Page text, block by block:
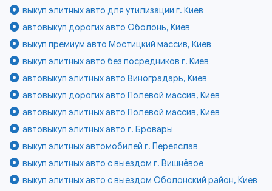
выкуп элитных авто для утилизации г. Киев
автовыкуп дорогих авто Оболонь, Киев
выкуп премиум авто Мостицкий массив, Киев
выкуп элитных авто без посредников г. Киев
автовыкуп элитных авто Виноградарь, Киев
автовыкуп дорогих авто Полевой массив, Киев
автовыкуп элитных авто Полевой массив, Киев
автовыкуп элитных авто г. Бровары
выкуп элитных автомобилей г. Переяслав
выкуп элитных авто с выездом г. Вишнёвое
выкуп элитных авто с выездом Оболонский район, Киев